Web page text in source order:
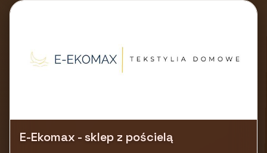
E-Ekomax - sklep z pościelą